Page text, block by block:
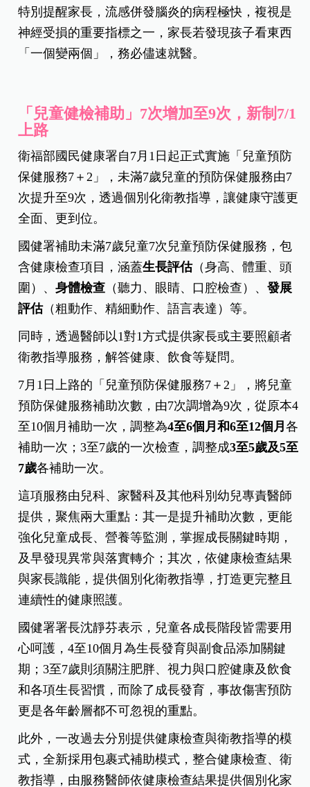
特別提醒家長，流感併發腦炎的病程極快，複視是
神經受損的重要指標之一，家長若發現孩子看東西
「一個變兩個」，務必儘速就醫。
「兒童健檢補助」7次增加至9次，新制7/1
上路
衛福部國民健康署自7月1日起正式實施「兒童預防
保健服務7＋2」，未滿7歲兒童的預防保健服務由7
次提升至9次，透過個別化衛教指導，讓健康守護更
全面、更到位。
國健署補助未滿7歲兒童7次兒童預防保健服務，包
含健康檢查項目，涵蓋生長評估（身高、體重、頭
圍）、身體檢查 （聽力、眼睛、口腔檢查）、發展
評估（粗動作、精細動作、語言表達）等。
同時，透過醫師以1對1方式提供家長或主要照顧者
衛教指導服務，解答健康、飲食等疑問。
7月1日上路的「兒童預防保健服務7＋2」，將兒童
預防保健服務補助次數，由7次調增為9次，從原本4
至10個月補助一次，調整為4至6個月和6至12個月各
補助一次；3至7歲的一次檢查，調整成3至5歲及5至
7歲各補助一次。
這項服務由兒科、家醫科及其他科別幼兒專責醫師
提供，聚焦兩大重點：其一是提升補助次數，更能
強化兒童成長、營養等監測，掌握成長關鍵時期，
及早發現異常與落實轉介；其次，依健康檢查結果
與家長識能，提供個別化衛教指導，打造更完整且
連續性的健康照護。
國健署署長沈靜芬表示，兒童各成長階段皆需要用
心呵護，4至10個月為生長發育與副食品添加關鍵
期；3至7歲則須關注肥胖、視力與口腔健康及飲食
和各項生長習慣，而除了成長發育，事故傷害預防
更是各年齡層都不可忽視的重點。
此外，一改過去分別提供健康檢查與衛教指導的模
式，全新採用包裹式補助模式，整合健康檢查、衛
教指導，由服務醫師依健康檢查結果提供個別化家